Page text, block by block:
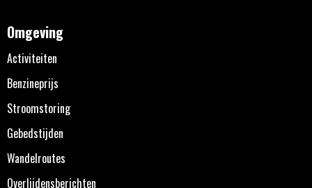
Omgeving
Activiteiten
Benzineprijs
Stroomstoring
Gebedstijden
Wandelroutes
Overlijdensberichten